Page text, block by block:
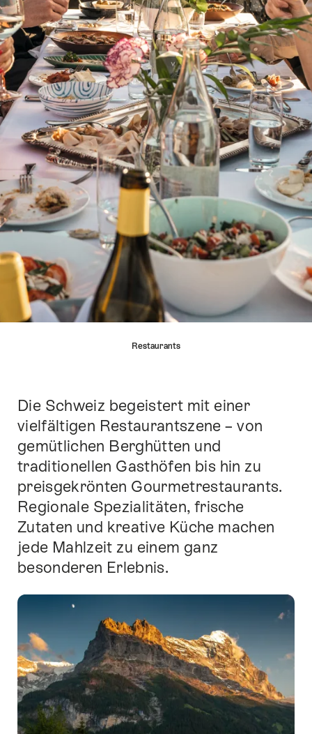
direkt
zu
Ankerpunkten
auf
dieser
führen.
Restaurants
Einleitung
Die Schweiz begeistert mit einer
vielfältigen Restaurantszene – von
gemütlichen Berghütten und
traditionellen Gasthöfen bis hin zu
preisgekrönten Gourmetrestaurants.
Regionale Spezialitäten, frische
Zutaten und kreative Küche machen
jede Mahlzeit zu einem ganz
besonderen Erlebnis.